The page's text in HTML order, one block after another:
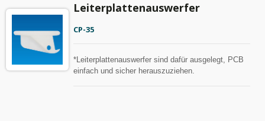
Leiterplattenauswerfer
CP-35
*Leiterplattenauswerfer sind dafür ausgelegt, PCB
einfach und sicher herauszuziehen.